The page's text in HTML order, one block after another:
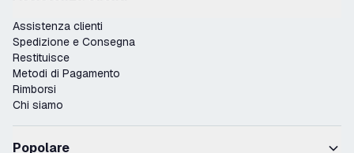
Assistenza clienti
Spedizione e Consegna
Restituisce
Metodi di Pagamento
Rimborsi
Chi siamo
Popolare